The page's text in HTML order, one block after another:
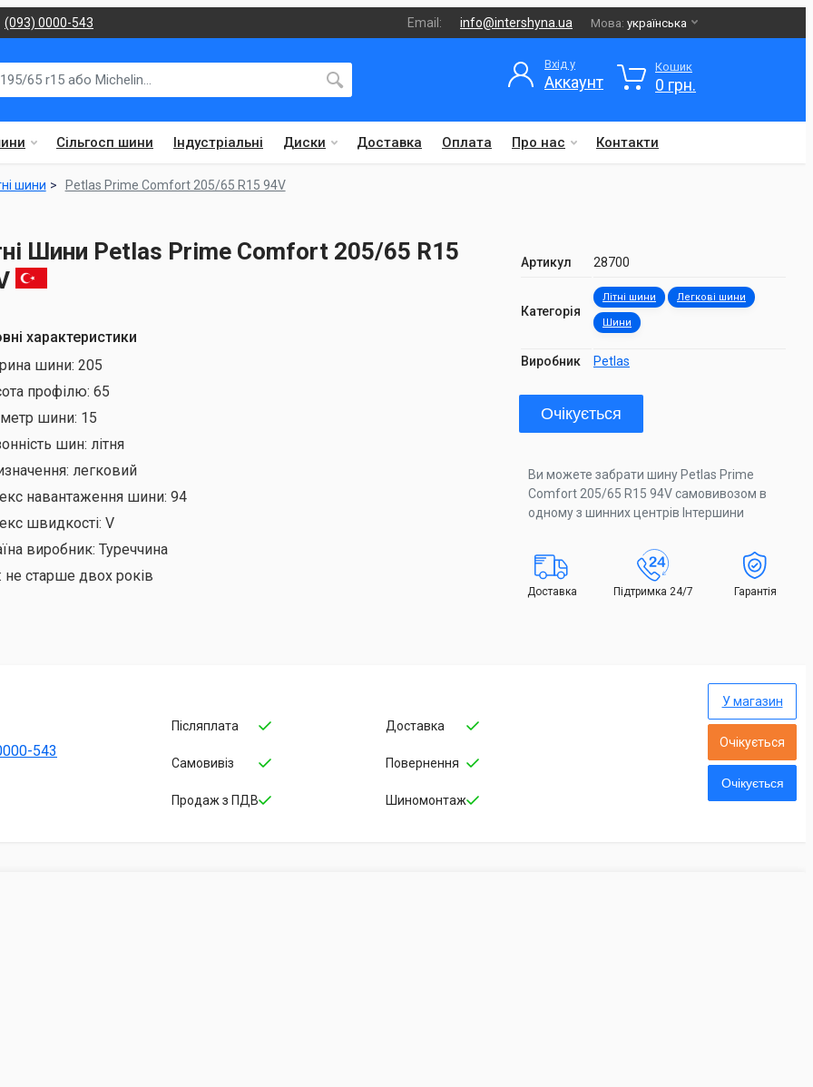
(093) 0000-543 Email: info@intershyna.ua Мова: українська
Сільгосп шини Індустріальні Диски Доставка Оплата Про нас Контакти
Вхід у
Аккаунт
Кошик
0 грн.
шини Petlas Prime Comfort 205/65 R15 94V
Шини Petlas Prime Comfort 205/65 R15
характеристики
шини: 205
профілю: 65
шини: 15
шин: літня
легковий
навантаження шини: 94
швидкості: V
виробник: Туреччина
не старше двох років
Артикул 28700
Категорія
Літні шини Легкові шини
Шини
Виробник Petlas
Очікується
Ви можете забрати шину Petlas Prime
Comfort 205/65 R15 94V самовивозом в
одному з шинних центрів Інтершини
Доставка Підтримка 24/7 Гарантія
543
Післяплата
Самовивіз
Продаж з ПДВ
Доставка
Повернення
Шиномонтаж
У магазин
Очікується
Очікується